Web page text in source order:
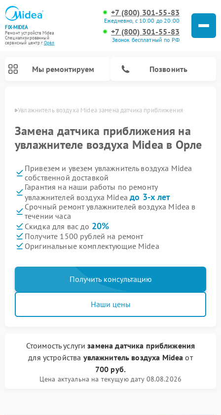
FIX-MIDEA
Ремонт устройств Midea
Специализированный
cервисный центр г.Орёл
+7 (800) 301-55-83
Ежедневно, с 10:00 до 20:00
+7 (800) 301-55-83
Звонок бесплатный по РФ
Мы ремонтируем Позвонить
Увлажнитель воздуха Midea замена датчика приближения
Замена датчика приближения на
увлажнителе воздуха Midea в Орле
Привезем и увезем увлажнитель воздуха Midea
собственной доставкой
Гарантия на наши работы по ремонту
увлажнителей воздуха Mideaдо 3-х лет
Срочный ремонт увлажнителей воздуха Midea в
течении часа
Скидка для вас до 20%
Получите 1500 рублей на ремонт
Оригинальные комплектующие Midea
Получить консультацию
Наши цены
Стоимость услугизамена датчика приближения
для устройства увлажнитель воздуха Midea от
700 руб.
Цена актуальна на текущую дату 08.08.2026